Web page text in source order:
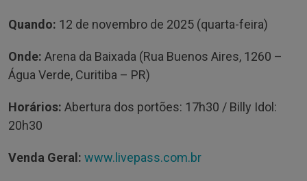
Quando: 12 de novembro de 2025 (quarta-feira)
Onde: Arena da Baixada (Rua Buenos Aires, 1260 –
Água Verde, Curitiba – PR)
Horários: Abertura dos portões: 17h30 / Billy Idol:
20h30
Venda Geral: www.livepass.com.br